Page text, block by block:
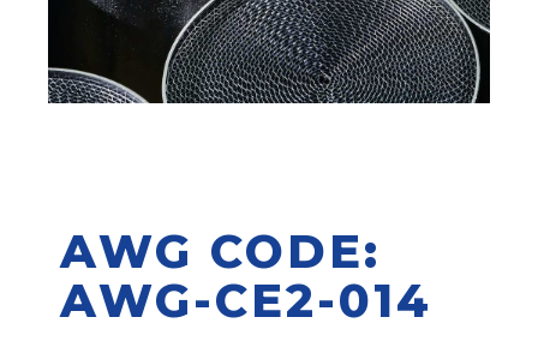
AWG CODE:
AWG-CE2-014